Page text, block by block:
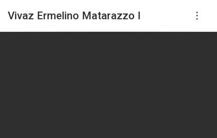
Vivaz Ermelino Matarazzo I